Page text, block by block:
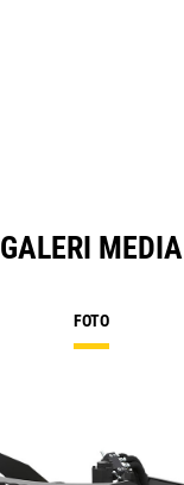
GALERI MEDIA
FOTO